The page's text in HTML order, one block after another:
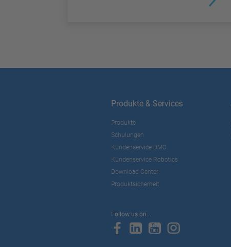
Produkte & Services
Produkte
Schulungen
Kundenservice DMC
Kundenservice Robotics
Download Center
Produktsicherheit
Follow us on...